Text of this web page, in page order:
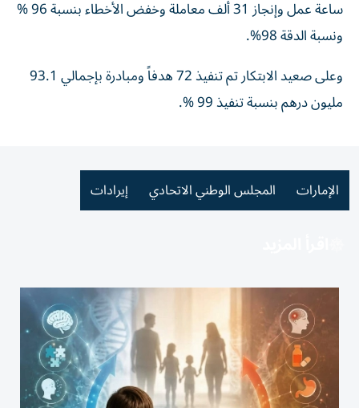
ساعة عمل وإنجاز 31 ألف معاملة وخفض الأخطاء بنسبة 96 ‎%‎
ونسبة الدقة 98‎%.
وعلى صعيد الابتكار تم تنفيذ 72 هدفاً ومبادرة بإجمالي 93.1
مليون درهم بنسبة تنفيذ 99 ‎%‎.
الإمارات المجلس الوطني الاتحادي إيرادات